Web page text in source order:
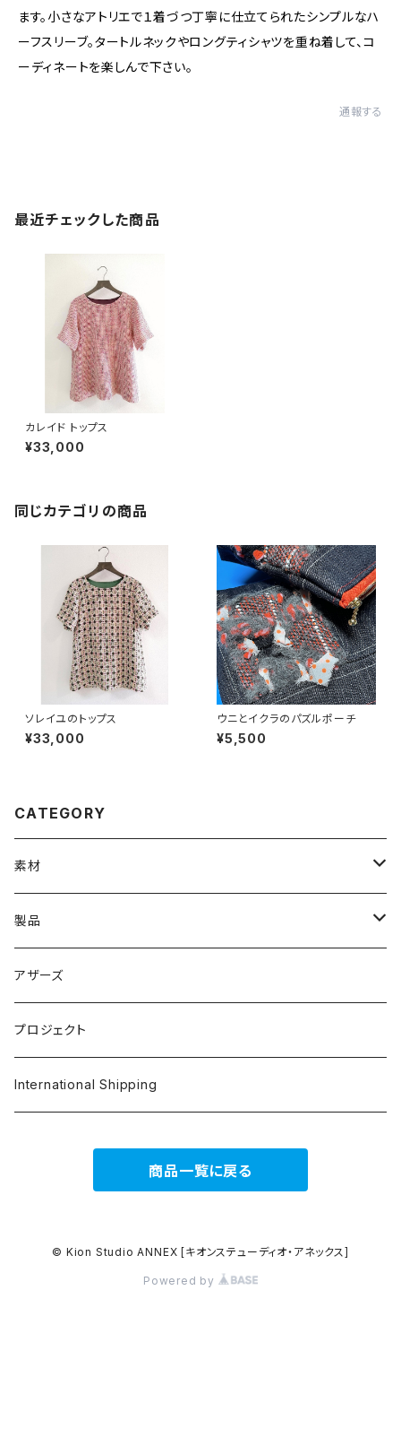
ます。小さなアトリエで１着づつ丁寧に仕立てられたシンプルなハ
ーフスリーブ。タートルネックやロングティシャツを重ね着して、コ
ーディネートを楽しんで下さい。
通報する
最近チェックした商品
カレイド トップス
¥33,000
同じカテゴリの商品
ソレイユのトップス
¥33,000
ウニとイクラのパズルポーチ
¥5,500
CATEGORY
素材
布
ファンシーツィード
ソリッド(無地&無地感)
糸
ノーション
アソート
製品
キルモノ
コモノ
アート
アザーズ
プロジェクト
International Shipping
商品一覧に戻る
© Kion Studio ANNEX [キオンステューディオ・アネックス]
Powered by